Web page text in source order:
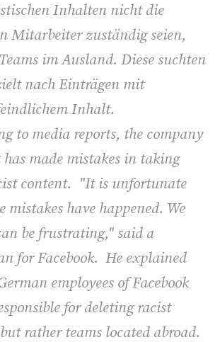
Inhalten nicht die
Mitarbeiter zuständig seien,
im Ausland. Diese suchten
nach Einträgen mit
Inhalt.
to media reports, the company
made mistakes in taking
content. "It is unfortunate
mistakes have happened. We
be frustrating," said a
for Facebook. He explained
employees of Facebook
for deleting racist
rather teams located abroad.